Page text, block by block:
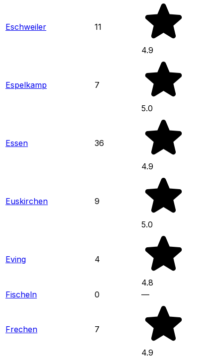
Eschweiler 11
4.9
Espelkamp 7
5.0
Essen 36
4.9
Euskirchen 9
5.0
Eving 4
4.8
Fischeln
0 —
Frechen 7
4.9